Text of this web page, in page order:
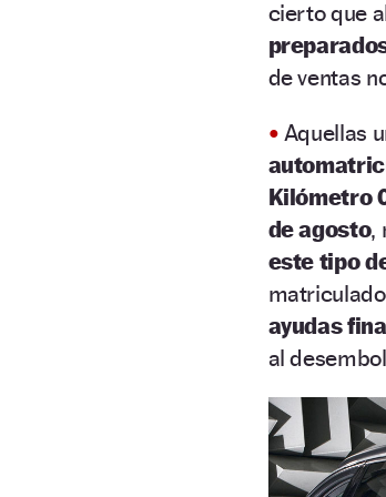
cierto que
de ventas
• Aquellas
Kilómetro
de agosto,
este tipo
ayudas
al